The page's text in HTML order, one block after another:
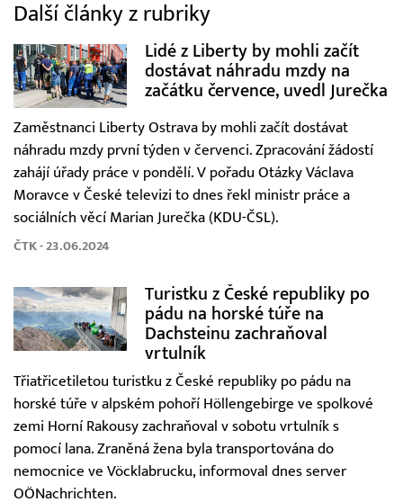
Další články z rubriky
Lidé z Liberty by mohli začít
dostávat náhradu mzdy na
začátku července, uvedl Jurečka
Zaměstnanci Liberty Ostrava by mohli začít dostávat
náhradu mzdy první týden v červenci. Zpracování žádostí
zahájí úřady práce v pondělí. V pořadu Otázky Václava
Moravce v České televizi to dnes řekl ministr práce a
sociálních věcí Marian Jurečka (KDU-ČSL).
ČTK - 23.06.2024
Turistku z České republiky po
pádu na horské túře na
Dachsteinu zachraňoval
vrtulník
Třiatřicetiletou turistku z České republiky po pádu na
horské túře v alpském pohoří Höllengebirge ve spolkové
zemi Horní Rakousy zachraňoval v sobotu vrtulník s
pomocí lana. Zraněná žena byla transportována do
nemocnice ve Vöcklabrucku, informoval dnes server
OÖNachrichten.